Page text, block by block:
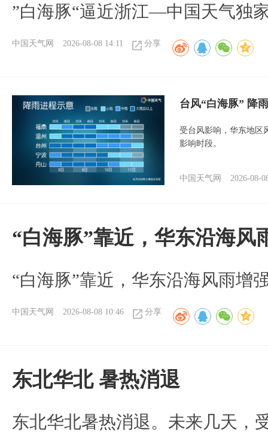
​”白海豚“逼近浙江—中国天气独
中国天气网 2026-08-08 14:11 分享
台风“白海豚” 降
受台风影响，华东地区
影响时段。
中国天气网 2026-08-
“白海豚”靠近，华东沿海风
“白海豚”靠近，华东沿海风雨增
中国天气网 2026-08-08 10:46 分享
​东北华北 暑热消退
东北华北暑热消退。未来几天，